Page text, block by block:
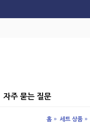
자주 묻는 질문
홈 세트 상품